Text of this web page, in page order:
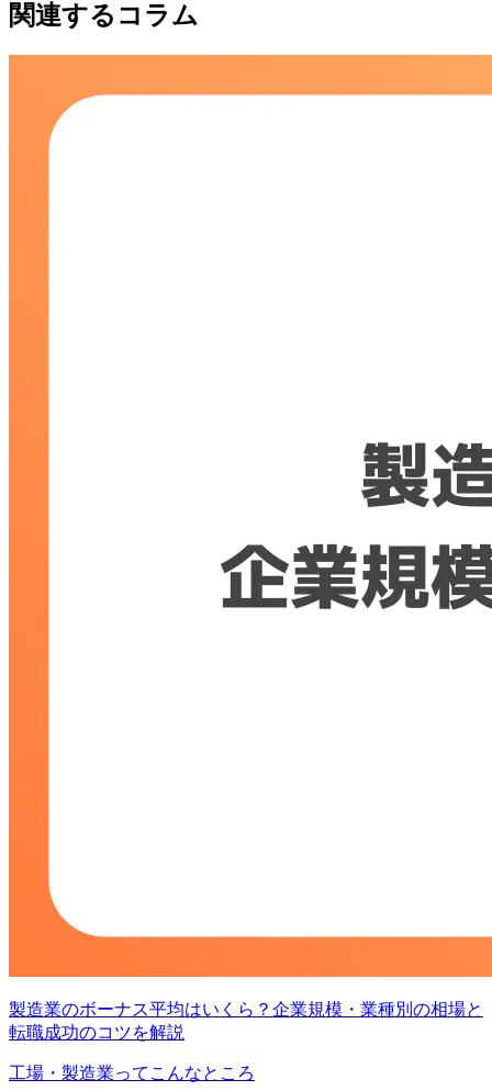
関連するコラム
製造業のボーナス平均はいくら？企業規模・業種別の相場と
転職成功のコツを解説
工場・製造業ってこんなところ